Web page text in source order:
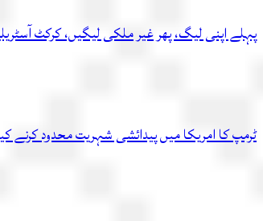
پہلے اپنی لیگ، پھر غیر ملکی لیگیں، کرکٹ
ٹرمپ کا امریکا میں پیدائشی شہریت محدود کرنے